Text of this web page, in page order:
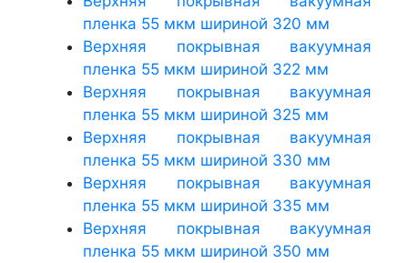
пленка 55 мкм шириной 320 мм
Верхняя покрывная вакуумная
пленка 55 мкм шириной 322 мм
Верхняя покрывная вакуумная
пленка 55 мкм шириной 325 мм
Верхняя покрывная вакуумная
пленка 55 мкм шириной 330 мм
Верхняя покрывная вакуумная
пленка 55 мкм шириной 335 мм
Верхняя покрывная вакуумная
пленка 55 мкм шириной 350 мм